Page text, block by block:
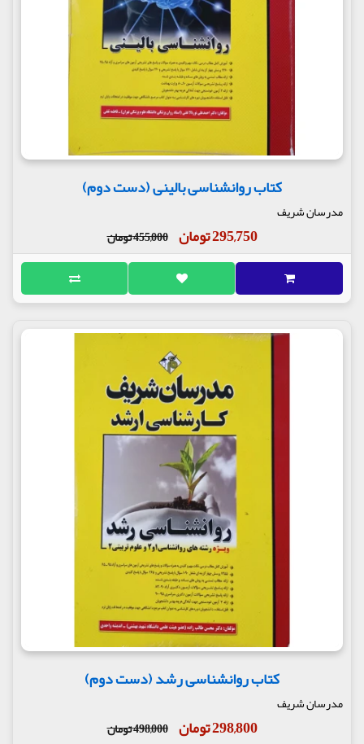
کتاب روانشناسی بالینی (دست دوم)
مدرسان شریف
295,750 تومان 455,000 تومان
کتاب روانشناسی رشد (دست دوم)
مدرسان شریف
298,800 تومان 498,000 تومان